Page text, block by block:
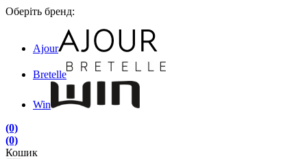
Оберіть бренд:
Ajour
Bretelle
Win
(0)
(0)
Кошик